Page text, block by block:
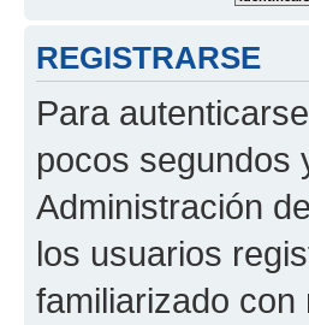
REGISTRARSE
Para
pocos segundos
Administración
los usuarios
familiarizado